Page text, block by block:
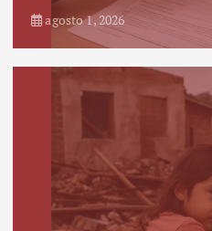
agosto 1, 2026